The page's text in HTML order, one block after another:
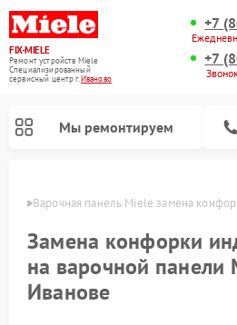
FIX-MIELE
Ремонт устройств Miele
Специализированный
cервисный центр г.Иваново
+7
+7
Мы ремонтируем
Варочная панель Miele замена
Замена конфорки
на варочной панели
Иванове